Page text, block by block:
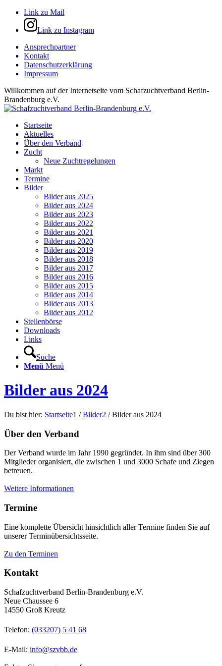
Link zu Mail
Link zu Instagram
Ansprechpartner
Kontakt
Datenschutzerklärung
Impressum
Willkommen auf der Internetseite vom Schafzuchtverband Berlin-
Brandenburg e.V.
Startseite
Aktuelles
Über den Verband
Zucht
Neue Zuchtregelungen
Markt
Termine
Bilder
Bilder aus 2025
Bilder aus 2024
Bilder aus 2023
Bilder aus 2022
Bilder aus 2021
Bilder aus 2020
Bilder aus 2019
Bilder aus 2018
Bilder aus 2017
Bilder aus 2016
Bilder aus 2015
Bilder aus 2014
Bilder aus 2013
Bilder aus 2012
Stellenbörse
Downloads
Links
Suche
Menü Menü
Bilder aus 2024
Du bist hier: Startseite1 / Bilder2 / Bilder aus 2024
Über den Verband
Der Verband wurde im Jahr 1990 gegründet. In ihm sind über 300
Mitglieder organisiert, die zwischen 1 und 3000 Schafe und Ziegen
betreuen.
Weitere Informationen
Termine
Eine komplette Übersicht hinsichtlich aller Termine finden Sie auf
unserer Terminübersichtsseite.
Zu den Terminen
Kontakt
Schafzuchtverband Berlin-Brandenburg e.V.
Neue Chaussee 6
14550 Groß Kreutz
Telefon: (033207) 5 41 68
E-Mail: info@szvbb.de